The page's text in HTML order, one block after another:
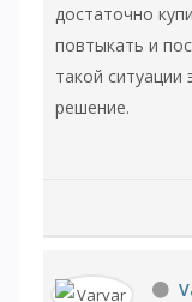
достаточно
повтыкать и
такой
решение.